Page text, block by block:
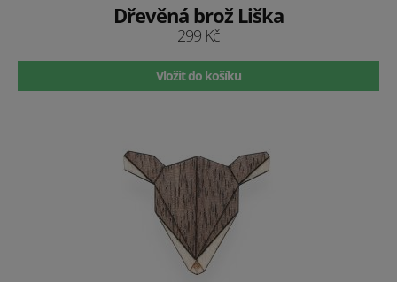
Dřevěná brož Liška
299 Kč
Vložit do košíku